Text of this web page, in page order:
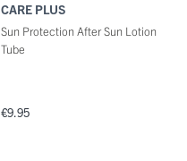
CARE PLUS
Sun Protection After Sun Lotion
Tube
€9.95